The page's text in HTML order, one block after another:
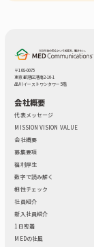
があります。
その場合には
(6)個人情報
個人情報を与
一部をご提供
場合がござい
ご本人様が被
て、当社は何ら
(7)保有個人
ついて
〒108-0075
東京都港区港南2-16-1
品川イーストワンタワー 5階
会社概要
代表メッセージ
MISSION VISION VALUE
会社概要
募集要項
福利厚生
数字で読み解く
相性チェック
社員紹介
新入社員紹介
1日密着
MEDの社風